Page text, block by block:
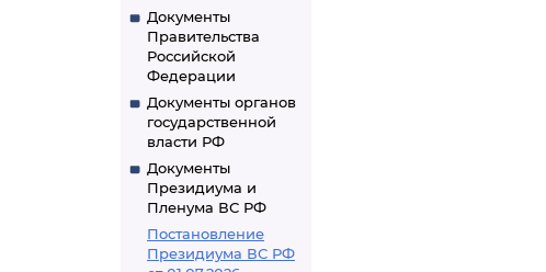
Документы
Правительства
Российской
Федерации
Документы органов
государственной
власти РФ
Документы
Президиума и
Пленума ВС РФ
Постановление
Президиума ВС РФ